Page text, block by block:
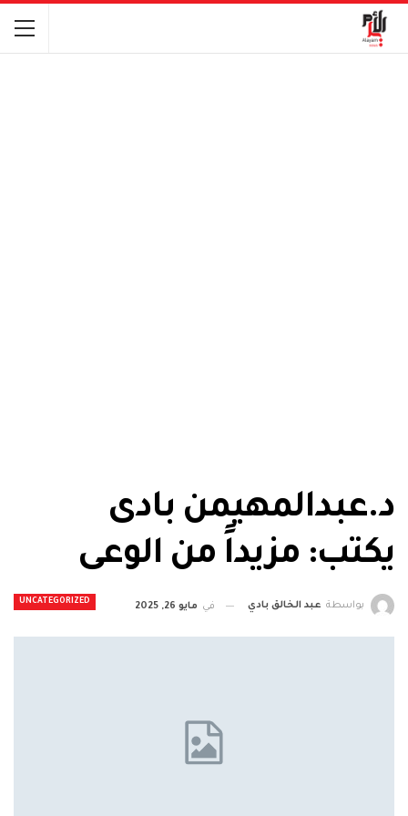
د.عبدالمهيمن بادى
يكتب: مزيداً من الوعى
UNCATEGORIZED بواسطة عبد الخالق بادي في مايو 26, 2025